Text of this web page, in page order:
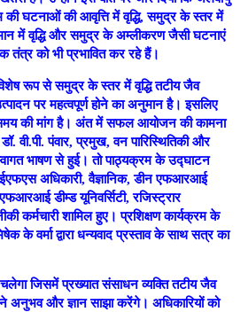
की घटनाओं की आवृत्ति में वृद्धि, समुद्र के स्तर में
में वृद्धि और समुद्र के अम्लीकरण जैसी घटनाएं
तंत्र को भी प्रभावित कर रहे हैं।
रूप से समुद्र के स्तर में वृद्धि तटीय जैव
पर महत्वपूर्ण होने का अनुमान है। इसलिए
की मांग है। अंत में सफल आयोजन की कामना
वी.पी. पंवार, प्रमुख, वन पारिस्थितिकी और
भाषण से हुई। तो पाठ्यक्रम के उद्घाटन
अधिकारी, वैज्ञानिक, डीन एफआरआई
एफआरआई डीम्ड यूनिवर्सिटी, रजिस्ट्रार
शामिल हुए। प्रशिक्षण कार्यक्रम के
के वर्मा द्वारा धन्यवाद प्रस्ताव के साथ सत्र का
जिसमें प्रख्यात संसाधन व्यक्ति तटीय जैव
अनुभव और ज्ञान साझा करेंगे। अधिकारियों को